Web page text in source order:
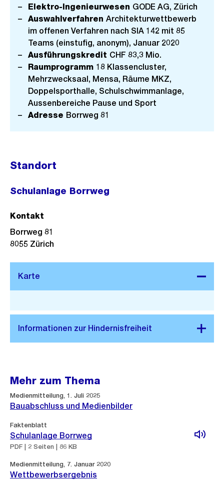
Elektro-Ingenieurwesen GODE AG, Zürich
Auswahlverfahren Architekturwettbewerb
im offenen Verfahren nach SIA 142 mit 85
Teams (einstufig, anonym), Januar 2020
Ausführungskredit CHF 83,3 Mio.
Raumprogramm 18 Klassencluster,
Mehrzwecksaal, Mensa, Räume MKZ,
Doppelsporthalle, Schulschwimmanlage,
Aussenbereiche Pause und Sport
Adresse Borrweg 81
Standort
Schulanlage Borrweg
Stadtplan 3D
Kontakt
Borrweg 81
8055 Zürich
Mehr zum Thema
Medienmitteilung, 1. Juli 2025
Bauabschluss und Medienbilder
Faktenblatt
Schulanlage Borrweg
PDF | 2 Seiten | 86 KB
Medienmitteilung, 7. Januar 2020
Wettbewerbsergebnis